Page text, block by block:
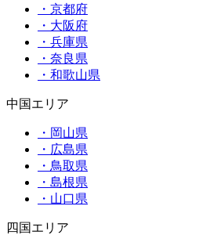
・京都府
・大阪府
・兵庫県
・奈良県
・和歌山県
中国エリア
・岡山県
・広島県
・鳥取県
・島根県
・山口県
四国エリア